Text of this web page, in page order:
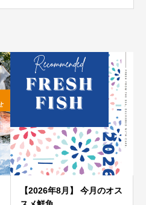
【2026年8月】 今月のオス